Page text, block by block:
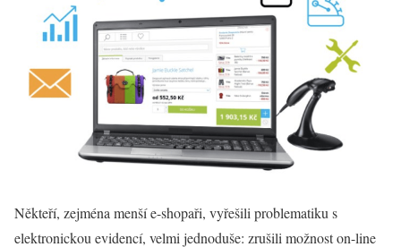
Někteří, zejména menší e-shopaři, vyřešili problematiku s
elektronickou evidencí, velmi jednoduše: zrušili možnost on-line